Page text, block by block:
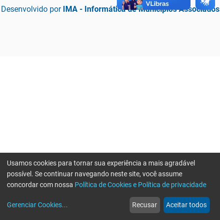
Desenvolvido por IMA - Informática de Municípios Associados
web
Notícias
more_horiz
Mais
Usamos cookies para tornar sua experiência a mais agradável
possível. Se continuar navegando neste site, você assume
concordar com nossa Política de Cookies e Política de privacidade
Gerenciar Cookies... Recusar Aceitar todos
Erro ao enviar informações, por favor tente novamente